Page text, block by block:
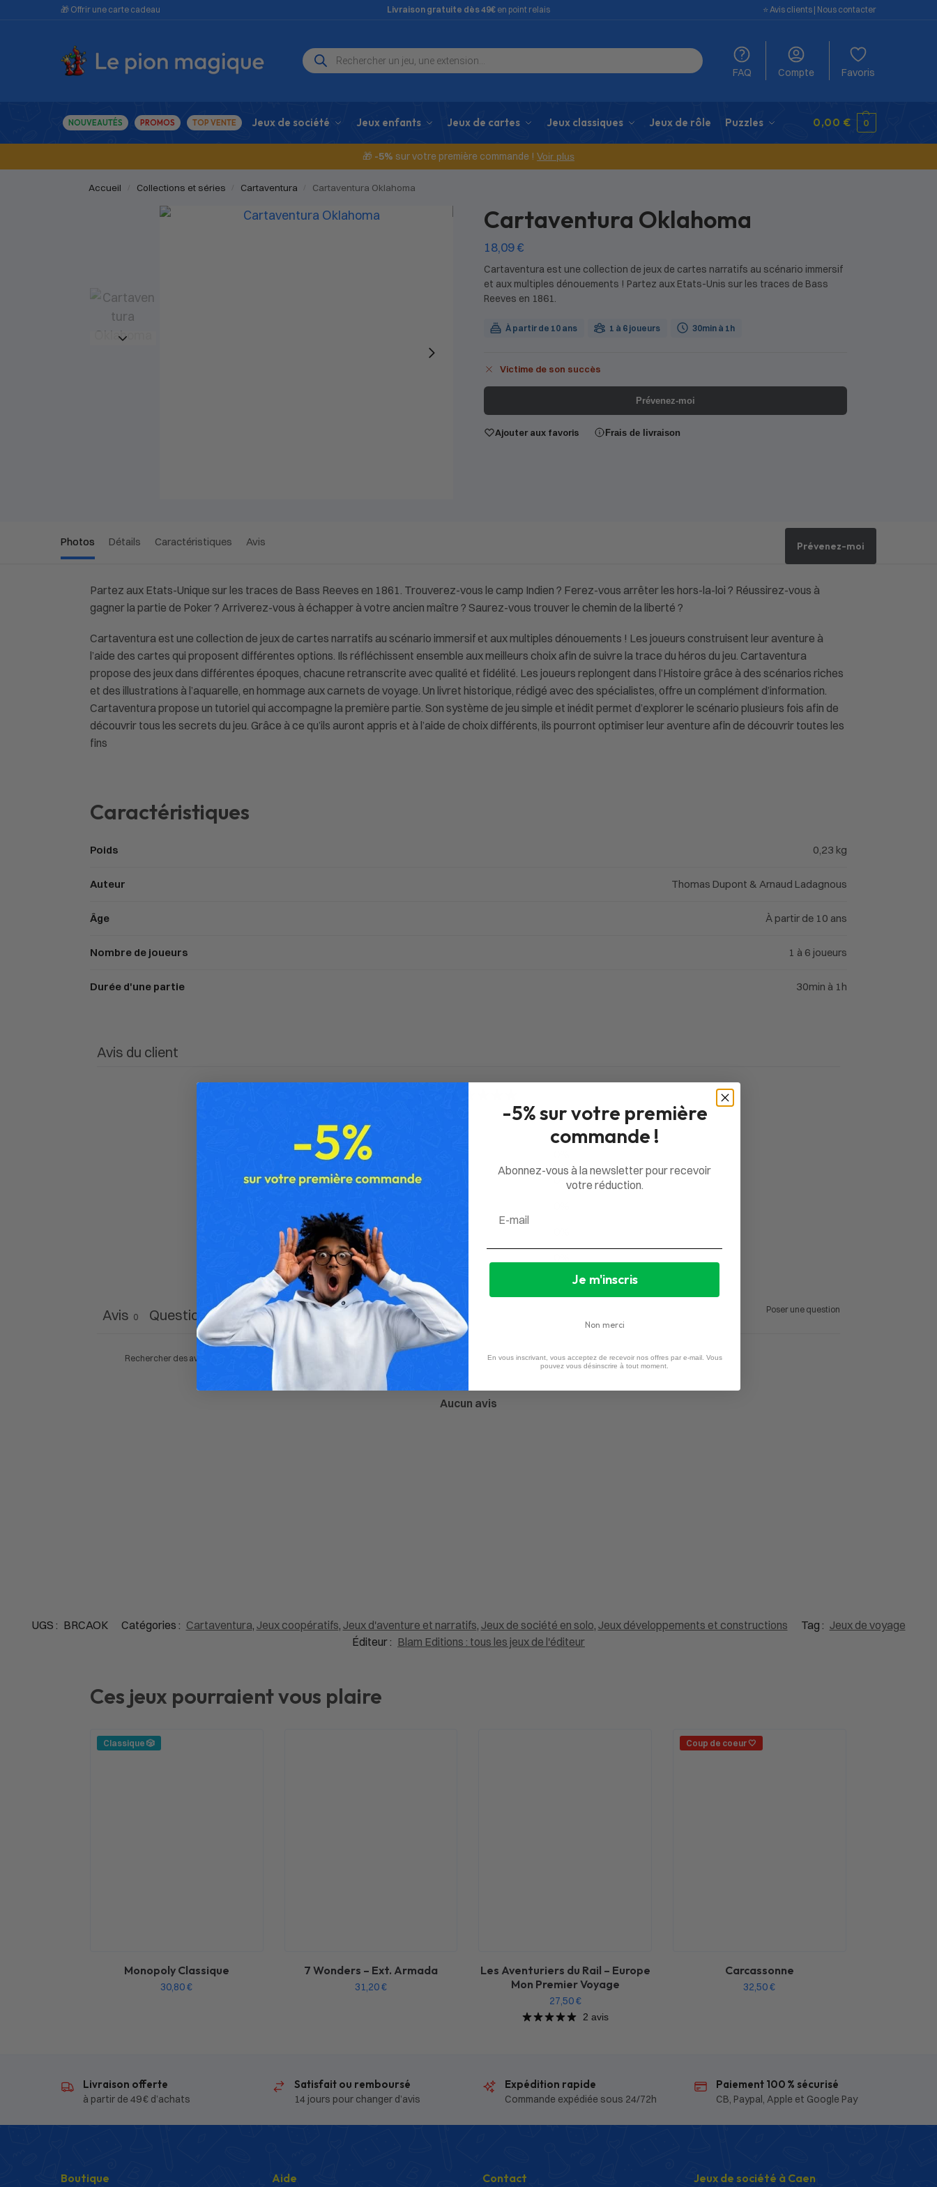
🎁 Offrir une carte cadeau Livraison gratuite dès 49€ en point relais ⭐️ Avis clients | Nous contacter
FAQ Compte Favoris
NOUVEAUTÉS PROMOS TOP VENTE Jeux de société Jeux enfants Jeux de cartes Jeux classiques Jeux de rôle Puzzles 0,00 € 0
🎁 -5% sur votre première commande ! Voir plus
Accueil Collections et séries Cartaventura Cartaventura Oklahoma
Cartaventura Oklahoma
18,09€
Cartaventura est une collection de jeux de cartes narratifs au scénario immersif
et aux multiples dénouements ! Partez aux Etats-Unis sur les traces de Bass
Reeves en 1861.
À partir de 10 ans 1 à 6 joueurs 30min à 1h
Victime de son succès
Prévenez-moi
Ajouter aux favoris Frais de livraison
Photos Détails Caractéristiques Avis Prévenez-moi
Partez aux Etats-Unique sur les traces de Bass Reeves en 1861. Trouverez-vous le camp Indien ? Ferez-vous arrêter les hors-la-loi ? Réussirez-vous à
gagner la partie de Poker ? Arriverez-vous à échapper à votre ancien maître ? Saurez-vous trouver le chemin de la liberté ?
Cartaventura est une collection de jeux de cartes narratifs au scénario immersif et aux multiples dénouements ! Les joueurs construisent leur aventure à
l’aide des cartes qui proposent différentes options. Ils réfléchissent ensemble aux meilleurs choix afin de suivre la trace du héros du jeu. Cartaventura
propose des jeux dans différentes époques, chacune retranscrite avec qualité et fidélité. Les joueurs replongent dans l’Histoire grâce à des scénarios riches
et des illustrations à l’aquarelle, en hommage aux carnets de voyage. Un livret historique, rédigé avec des spécialistes, offre un complément d’information.
Cartaventura propose un tutoriel qui accompagne la première partie. Son système de jeu simple et inédit permet d’explorer le scénario plusieurs fois afin de
découvrir tous les secrets du jeu. Grâce à ce qu’ils auront appris et à l’aide de choix différents, ils pourront optimiser leur aventure afin de découvrir toutes les
fins
Caractéristiques
Poids 0,23 kg
Auteur Thomas Dupont & Arnaud Ladagnous
Âge À partir de 10 ans
Nombre de joueurs 1 à 6 joueurs
Durée d'une partie 30min à 1h
Avis du client
5
4
%
2
1
Poser une question
Avis 0 Questions
Aucun avis
UGS : BRCAOK Catégories : Cartaventura, Jeux coopératifs, Jeux d'aventure et narratifs, Jeux de société en solo, Jeux développements et constructions Tag : Jeux de voyage
Éditeur : Blam Editions : tous les jeux de l'éditeur
Ces jeux pourraient vous plaire
Classique 🎲
Monopoly Classique
30,80€
7 Wonders – Ext. Armada
31,20€
Les Aventuriers du Rail – Europe
Mon Premier Voyage
27,50€
2 avis
Coup de coeur 🤍
Carcassonne
32,50€
Livraison offerte
à partir de 49 € d’achats
Satisfait ou remboursé
14 jours pour changer d’avis
Expédition rapide
Commande expédiée sous 24/72h
Paiement 100 % sécurisé
CB, Paypal, Apple et Google Pay
Boutique Aide Contact Jeux de société à Caen
-5% sur votre première
commande !
Abonnez-vous à la newsletter pour recevoir
votre réduction.
Je m'inscris
Non merci
En vous inscrivant, vous acceptez de recevoir nos offres par e-mail. Vous
pouvez vous désinscrire à tout moment.